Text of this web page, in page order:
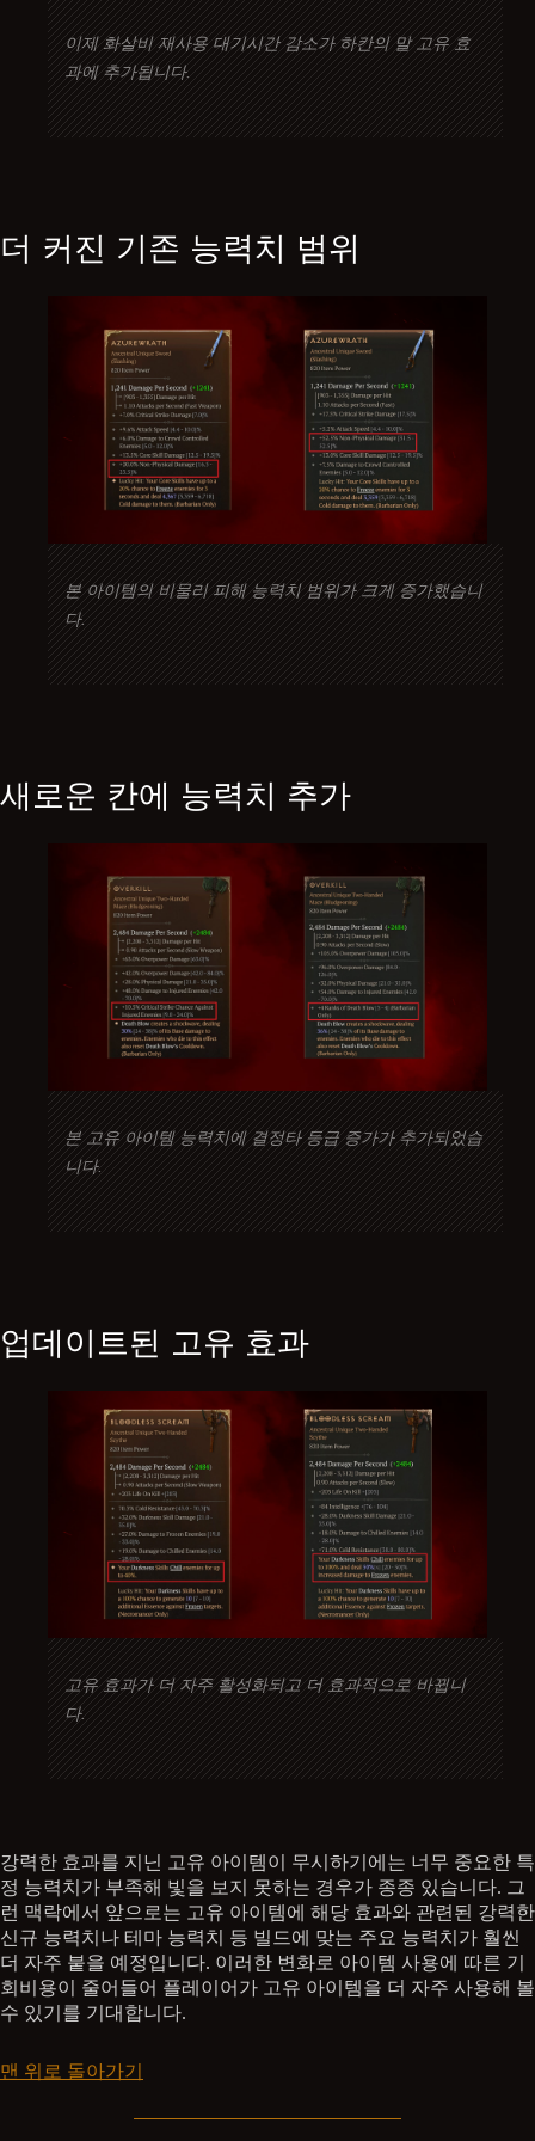
이제 화살비 재사용 대기시간 감소가 하칸의 말 고유 효
과에 추가됩니다.
더 커진 기존 능력치 범위
본 아이템의 비물리 피해 능력치 범위가 크게 증가했습니
다.
새로운 칸에 능력치 추가
본 고유 아이템 능력치에 결정타 등급 증가가 추가되었습
니다.
업데이트된 고유 효과
고유 효과가 더 자주 활성화되고 더 효과적으로 바뀝니
다.
강력한 효과를 지닌 고유 아이템이 무시하기에는 너무 중요한 특
정 능력치가 부족해 빛을 보지 못하는 경우가 종종 있습니다. 그
런 맥락에서 앞으로는 고유 아이템에 해당 효과와 관련된 강력한
신규 능력치나 테마 능력치 등 빌드에 맞는 주요 능력치가 훨씬
더 자주 붙을 예정입니다. 이러한 변화로 아이템 사용에 따른 기
회비용이 줄어들어 플레이어가 고유 아이템을 더 자주 사용해 볼
수 있기를 기대합니다.
맨 위로 돌아가기